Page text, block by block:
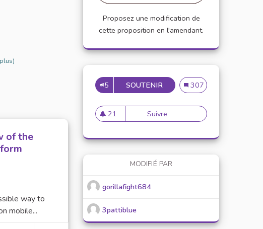
of the
way to
mobile...
Proposez une modification de
cette proposition en l'amendant.
5 SOUTENIR PROPOSER UNE
Proposer une
307
21
21 abonnés
Suivre Proposer une newsleter
MODIFIÉ PAR
gorillafight684
3pattiblue